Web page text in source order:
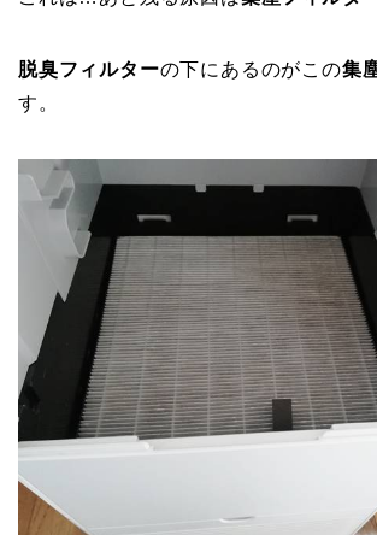
脱臭フィルターの下にあるのがこの集
す。